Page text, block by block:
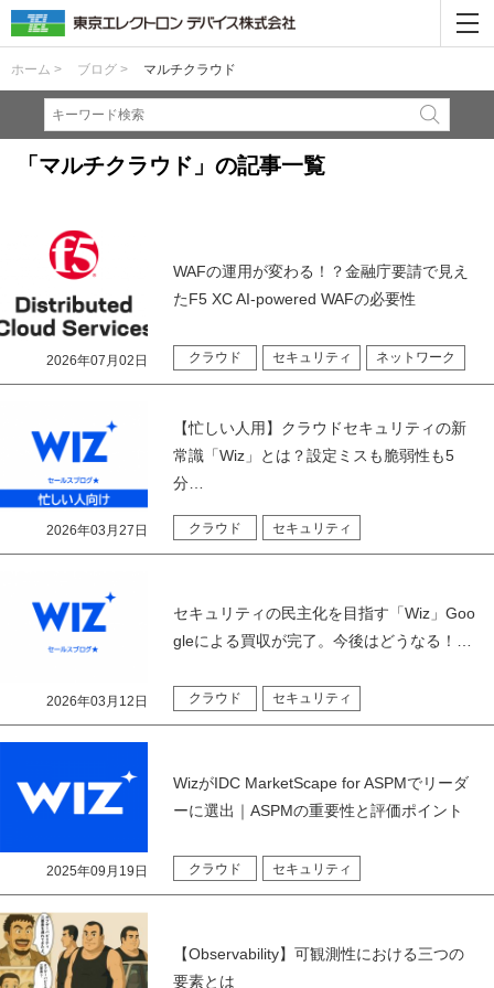
ホーム > ブログ > マルチクラウド
「マルチクラウド」の記事一覧
WAFの運用が変わる！？金融庁要請で見え
たF5 XC AI-powered WAFの必要性
クラウド セキュリティ ネットワーク
2026年07月02日
【忙しい人用】クラウドセキュリティの新
常識「Wiz」とは？設定ミスも脆弱性も5
分…
クラウド セキュリティ
2026年03月27日
セキュリティの民主化を目指す「Wiz」Goo
gleによる買収が完了。今後はどうなる！…
クラウド セキュリティ
2026年03月12日
WizがIDC MarketScape for ASPMでリーダ
ーに選出｜ASPMの重要性と評価ポイント
クラウド セキュリティ
2025年09月19日
【Observability】可観測性における三つの
要素とは